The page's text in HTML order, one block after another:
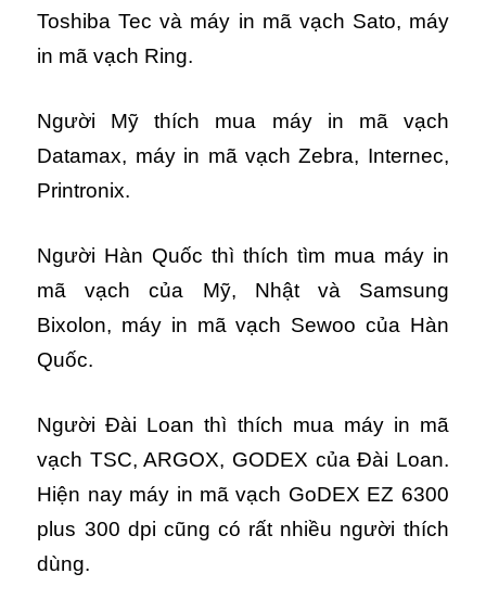
Toshiba Tec và máy in mã vạch Sato, máy
in mã vạch Ring.
Người Mỹ thích mua máy in mã vạch
Datamax, máy in mã vạch Zebra, Internec,
Printronix.
Người Hàn Quốc thì thích tìm mua máy in
mã vạch của Mỹ, Nhật và Samsung
Bixolon, máy in mã vạch Sewoo của Hàn
Quốc.
Người Đài Loan thì thích mua máy in mã
vạch TSC, ARGOX, GODEX của Đài Loan.
Hiện nay máy in mã vạch GoDEX EZ 6300
plus 300 dpi cũng có rất nhiều người thích
dùng.